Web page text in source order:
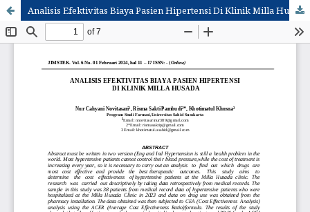
Analisis Efektivitas Biaya Pasien Hipertensi Di Klinik Milla Husada